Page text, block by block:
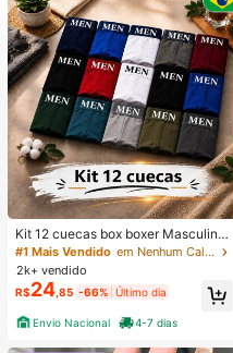
Kit 12 cuecas box boxer Masculinas
Premium Microfibra Confort Boxer o
u 4
#1 Mais Vendido
em Nenhum Calções de banho masculinos
2k+ vendido
R$24 ,85 -66% Último dia
Envio Nacional 4-7 dias